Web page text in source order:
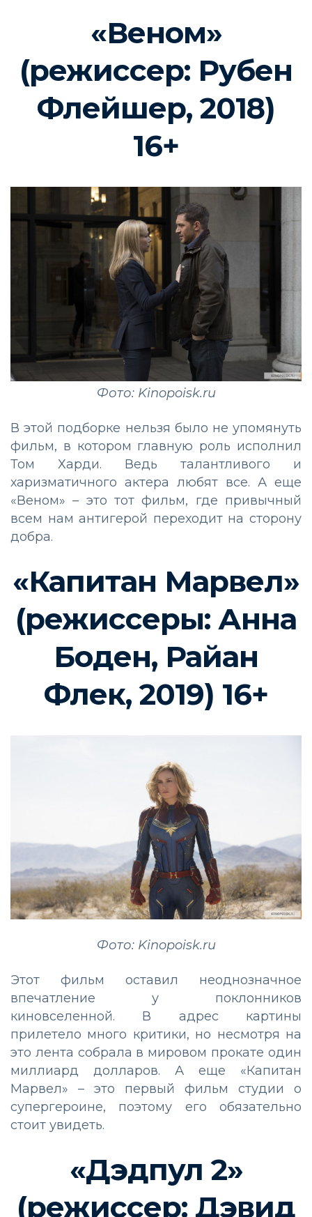
«Веном»
(режиссер: Рубен
Флейшер, 2018)
16+
Фото: Kinopoisk.ru
В этой подборке нельзя было не упомянуть
фильм, в котором главную роль исполнил
Том Харди. Ведь талантливого и
харизматичного актера любят все. А еще
«Веном» – это тот фильм, где привычный
всем нам антигерой переходит на сторону
добра.
«Капитан Марвел»
(режиссеры: Анна
Боден, Райан
Флек, 2019) 16+
Фото: Kinopoisk.ru
Этот фильм оставил неоднозначное
впечатление у поклонников
киновселенной. В адрес картины
прилетело много критики, но несмотря на
это лента собрала в мировом прокате один
миллиард долларов. А еще «Капитан
Марвел» – это первый фильм студии о
супергероине, поэтому его обязательно
стоит увидеть.
«Дэдпул 2»
(режиссер: Дэвид